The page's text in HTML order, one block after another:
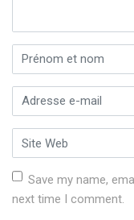
Prénom et nom
Adresse e-mail*
Site Web
Save my name,
next time I comment.